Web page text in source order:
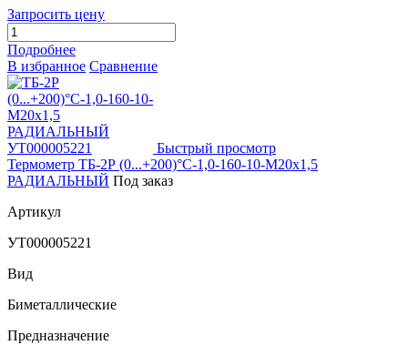
Запросить цену
Подробнее
В избранное Сравнение
Быстрый просмотр
Термометр ТБ-2Р (0...+200)°С-1,0-160-10-М20х1,5
РАДИАЛЬНЫЙ Под заказ
Артикул
УТ000005221
Вид
Биметаллические
Предназначение